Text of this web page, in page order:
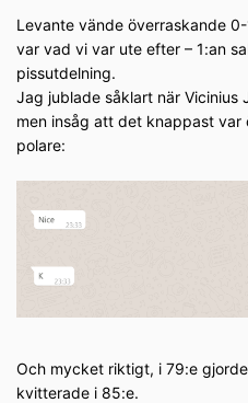
Levante vände överraskande
var vad vi var ute efter – 1:an
pissutdelning.
Jag jublade såklart när Vicinius
men insåg att det knappast var
polare:
Och mycket riktigt, i 79:e
kvitterade i 85:e.